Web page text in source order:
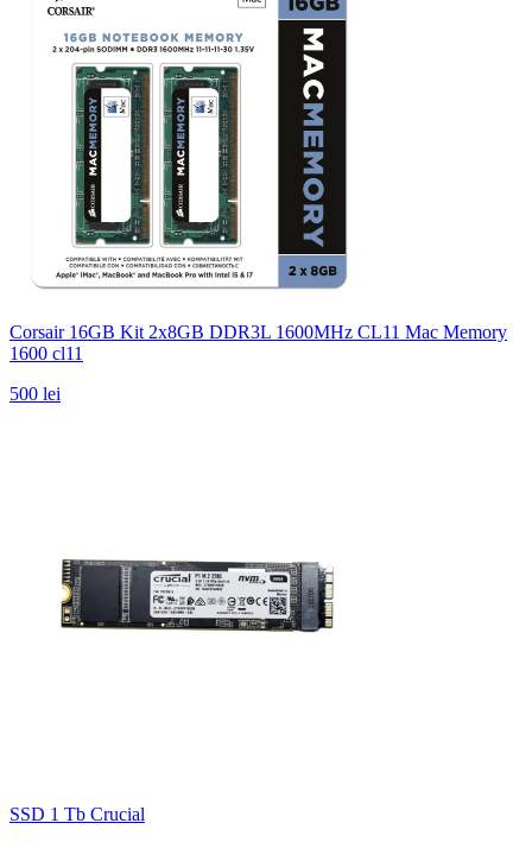
Corsair 16GB Kit 2x8GB DDR3L 1600MHz CL11 Mac Memory
1600 cl11
500 lei
SSD 1 Tb Crucial